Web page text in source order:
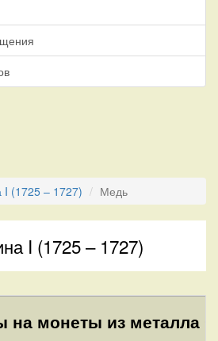
I (1725 – 1727) Медь
I (1725 – 1727)
на монеты из металла